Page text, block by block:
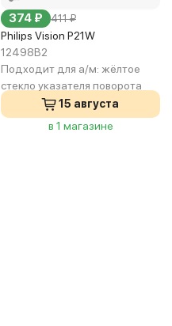
374 ₽ 411 ₽
Philips Vision P21W
12498B2
Подходит для а/м: жёлтое
стекло указателя поворота
15 августа
в 1 магазине